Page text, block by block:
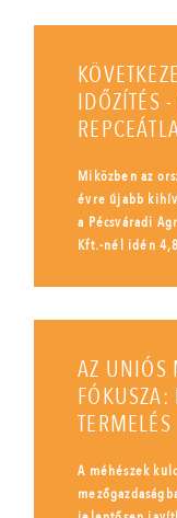
IDŐZÍTÉS
Miközben az
évre újabb
a Pécsváradi
Kft.-nél idén
AZ UNIÓS
FÓKUSZA:
TERMELÉS
A méhészek